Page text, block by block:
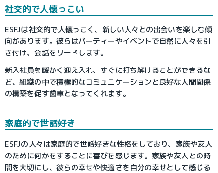
社交的で人懐っこい
ESFJは社交的で人懐っこく、新しい人々との出会いを楽しむ傾
向があります。彼らはパーティーやイベントで自然に人々を引
き付け、会話をリードします。
新入社員を暖かく迎え入れ、すぐに打ち解けることができるな
ど、組織の中で積極的なコミュニケーションと良好な人間関係
の構築を促す歯車となってくれます。
家庭的で世話好き
ESFJの人々は家庭的で世話好きな性格をしており、家族や友人
のために何かをすることに喜びを感じます。家族や友人との時
間を大切にし、彼らの幸せや快適さを自分の幸せとして感じる